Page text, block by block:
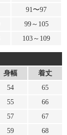
91〜97
99～105
103～109
身幅
着丈
54
65
55
66
57
67
59
68